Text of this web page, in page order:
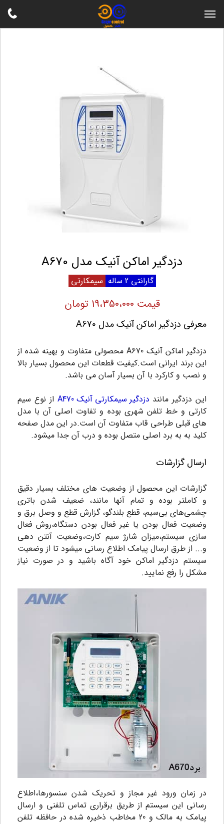
دزدگیر اماکن آنیک مدل A670
گارانتی 2 ساله سیمکارتی
قیمت 19،350،000 تومان
معرفی دزدگیر اماکن آنیک مدل A670
دزدگیر اماکن آنیک A670 محصولی متفاوت و بهینه شده از
این برند ایرانی است.کیفیت قطعات این محصول بسیار بالا
و نصب و کارکرد با آن بسیار آسان می باشد.
این دزدگیر مانند دزدگیر سیمکارتی آنیک A470
از نوع سیم
کارتی و خط تلفن شهری بوده و تفاوت اصلی آن با مدل
های قبلی طراحی قاب متفاوت آن است.در این مدل صفحه
کلید به به برد اصلی متصل بوده و درب آن جدا میشود.
ارسال گزارشات
گزارشات این محصول از وضعیت های مختلف بسیار دقیق
و کاملتر بوده و تمام آنها مانند، ضعیف شدن باتری
چشمی‌های بی‌سیم، قطع بلندگو، گزارش قطع و وصل برق و
وضعیت فعال بودن یا غیر فعال بودن دستگاه،روش فعال
سازی سیستم،میزان شارژ سیم کارت،وضعیت آنتن دهی
و... از طرق ارسال پیامک اطلاع رسانی میشود تا از وضعیت
سیستم دزدگیر اماکن خود آگاه باشید و در صورت نیاز
مشکل را رفع نمایید.
در زمان ورود غیر مجاز و تحریک شدن سنسورها،اطلاع
رسانی این سیستم از طریق برقراری تماس تلفنی و ارسال
پیامک به مالک و 20 مخاطب ذخیره شده در حافظه تلفن